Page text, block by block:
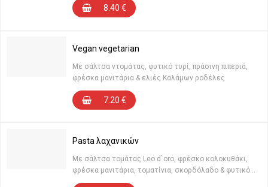
ιδιότητες8.40 €
Vegan vegetarian
Με σάλτσα ντομάτας, φυτικό τυρί, πράσινη πιπεριά,
φρέσκα μανιτάρια & ελιές Καλάμων ροδέλες
7.20 €
Pasta λαχανικών
Με σάλτσα τομάτας Leo d`οro, φρέσκο κολοκυθάκι,
φρέσκα μανιτάρια, τοματίνια, σκορδόλαδο & φυτικό
τυρί